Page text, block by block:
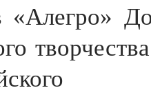
«Алегро»